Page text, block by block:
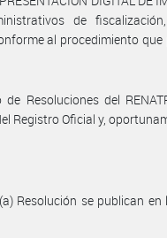
de
al procedimiento que
Resoluciones del
Registro Oficial y,
Resolución se publican en